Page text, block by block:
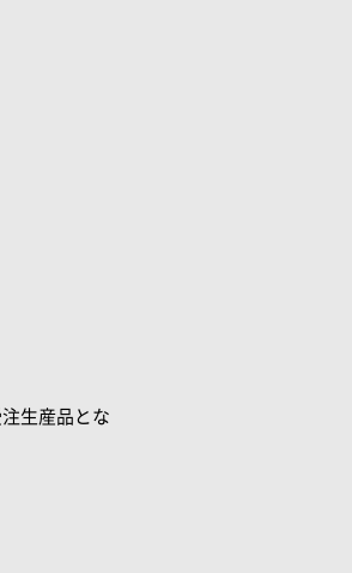
生産品とな